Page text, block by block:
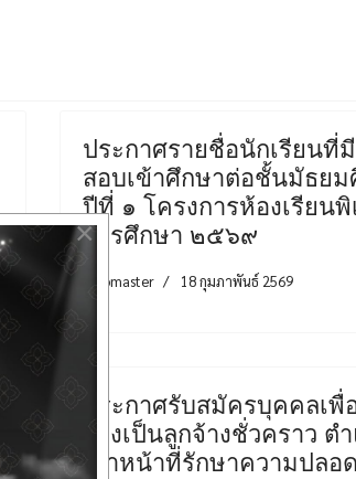
ประกาศรายชื่อนักเรียนที่
สอบเข้าศึกษาต่อชั้นมัธยม
ปีที่ ๑ โครงการห้องเรียน
การศึกษา ๒๕๖๙
Webmaster 18 กุมภาพันธ์ 2569
ประกาศรับสมัครบุคคลเพื่
จ้างเป็นลูกจ้างชั่วคราว ต
เจ้าหน้าที่รักษาความปลอ
×